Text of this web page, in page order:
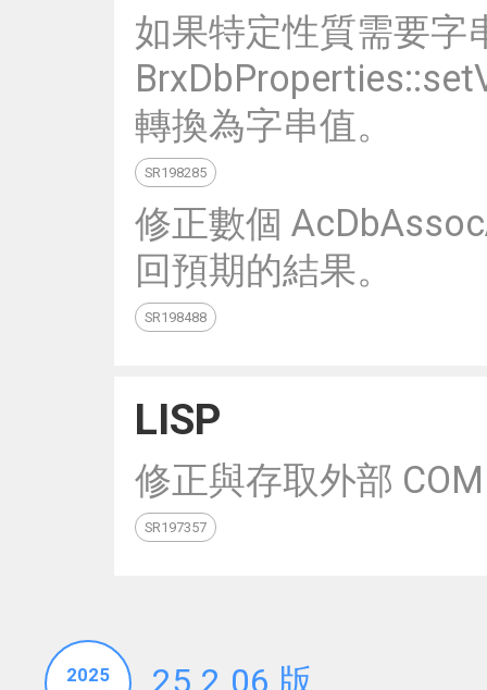
如果特定性質需要字
轉換為字串值。
SR198285
修正數個
回預期的結果。
SR198488
LISP
修正與存取外部
SR197357
2025
25.2.06 版